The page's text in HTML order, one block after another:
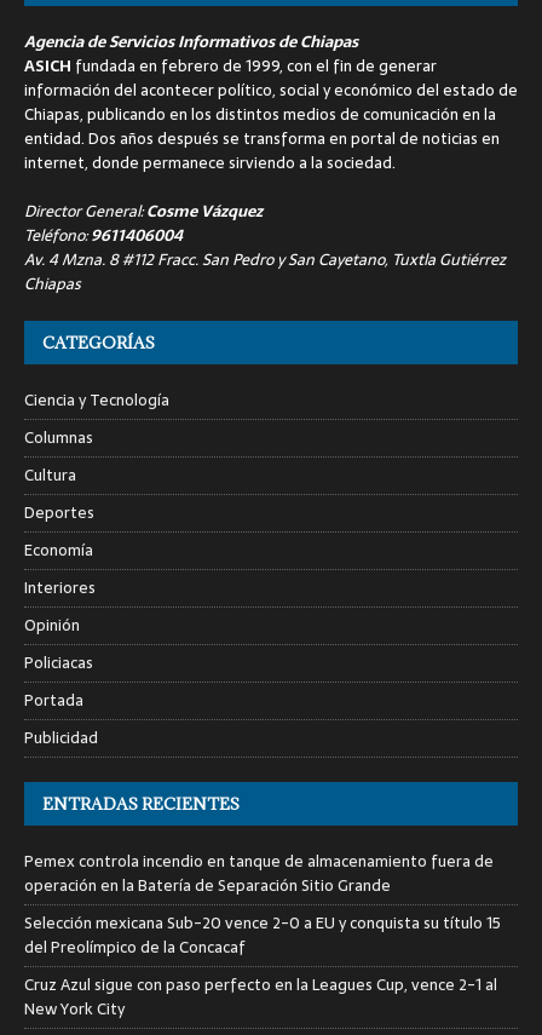
Agencia de Servicios Informativos de Chiapas
ASICH fundada en febrero de 1999, con el fin de generar
información del acontecer político, social y económico del estado de
Chiapas, publicando en los distintos medios de comunicación en la
entidad. Dos años después se transforma en portal de noticias en
internet, donde permanece sirviendo a la sociedad.
Director General:Cosme Vázquez
Teléfono:9611406004
Av. 4 Mzna. 8 #112 Fracc. San Pedro y San Cayetano, Tuxtla Gutiérrez
Chiapas
CATEGORÍAS
Ciencia y Tecnología
Columnas
Cultura
Deportes
Economía
Interiores
Opinión
Policiacas
Portada
Publicidad
ENTRADAS RECIENTES
Pemex controla incendio en tanque de almacenamiento fuera de
operación en la Batería de Separación Sitio Grande
Selección mexicana Sub-20 vence 2-0 a EU y conquista su título 15
del Preolímpico de la Concacaf
Cruz Azul sigue con paso perfecto en la Leagues Cup, vence 2-1 al
New York City